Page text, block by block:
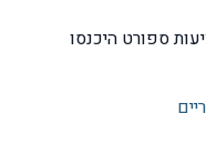
ספורט היכנסו